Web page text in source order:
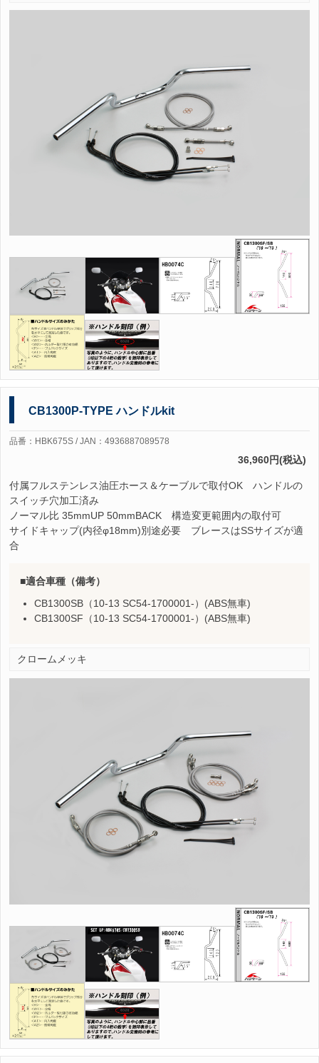
CB1300P-TYPE ハンドルkit
品番：HBK675S / JAN：4936887089578
36,960円(税込)
付属フルステンレス油圧ホース＆ケーブルで取付OK ハンドルの
スイッチ穴加工済み
ノーマル比 35mmUP 50mmBACK 構造変更範囲内の取付可
サイドキャップ(内径φ18mm)別途必要 ブレースはSSサイズが適
合
適合車種（備考）
CB1300SB（10-13 SC54-1700001-）(ABS無車)
CB1300SF（10-13 SC54-1700001-）(ABS無車)
クロームメッキ